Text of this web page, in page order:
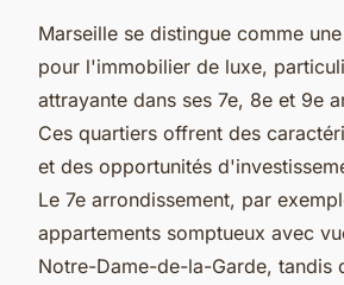
Marseille se distingue comme
pour l'immobilier de luxe,
attrayante dans ses 7e, 8e et 9e
Ces quartiers offrent des
et des opportunités
Le 7e arrondissement, par
appartements somptueux avec
Notre-Dame-de-la-Garde, tandis